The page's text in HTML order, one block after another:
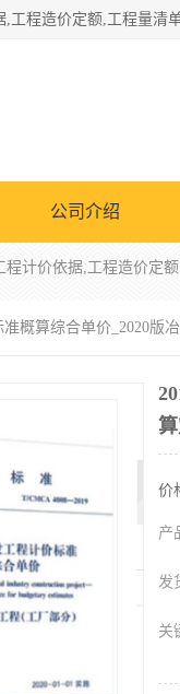
公司介绍
概算综合单价_2020版
价
产
发
关